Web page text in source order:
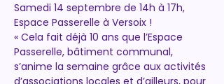
Samedi 14 septembre de 14h à 17h,
Espace Passerelle à Versoix !
« Cela fait déjà 10 ans que l’Espace
Passerelle, bâtiment communal,
s’anime la semaine grâce aux activités
d’associations locales et d’ailleurs, pour